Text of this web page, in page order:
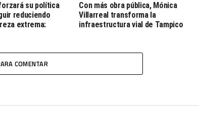
su política
reduciendo
extrema:
Con más obra pública, Mónica
Villarreal transforma la
infraestructura vial de Tampico
COMENTAR